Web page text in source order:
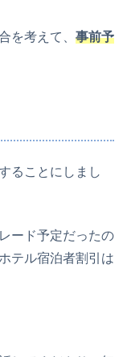
を考えて、 事前予
ることにしまし
ード予定だったの
テル宿泊者割引は